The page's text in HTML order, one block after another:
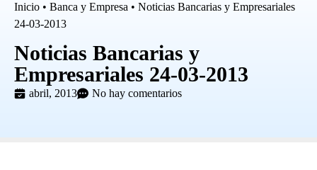
Inicio • Banca y Empresa • Noticias Bancarias y Empresariales
24-03-2013
Noticias Bancarias y
Empresariales 24-03-2013
abril, 2013 No hay comentarios